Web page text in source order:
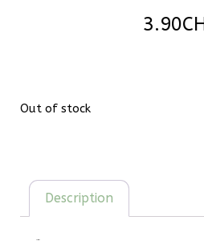
3.90
Out of stock
Description